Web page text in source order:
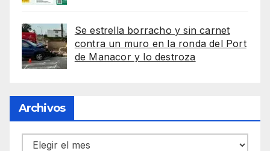
Se estrella borracho y sin carnet
contra un muro en la ronda del Port
de Manacor y lo destroza
Archivos
Archivos